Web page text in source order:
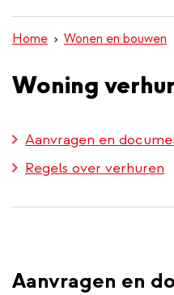
inhoud
gaan
Home Wonen en bouwen
Woning
Aanvragen en
Regels over verhuren
Aanvragen en